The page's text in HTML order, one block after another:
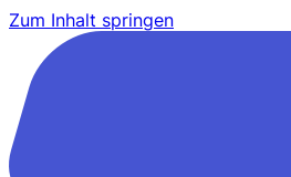
Zum Inhalt springen